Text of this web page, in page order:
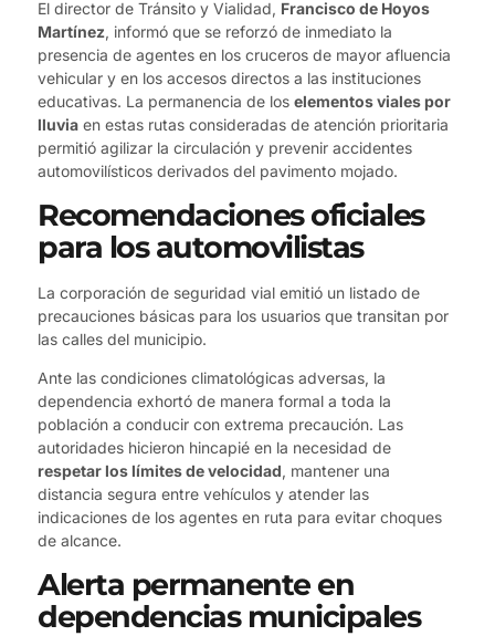
El director de Tránsito y Vialidad, Francisco de Hoyos
Martínez, informó que se reforzó de inmediato la
presencia de agentes en los cruceros de mayor afluencia
vehicular y en los accesos directos a las instituciones
educativas. La permanencia de los elementos viales por
lluvia en estas rutas consideradas de atención prioritaria
permitió agilizar la circulación y prevenir accidentes
automovilísticos derivados del pavimento mojado.
Recomendaciones oficiales
para los automovilistas
La corporación de seguridad vial emitió un listado de
precauciones básicas para los usuarios que transitan por
las calles del municipio.
Ante las condiciones climatológicas adversas, la
dependencia exhortó de manera formal a toda la
población a conducir con extrema precaución. Las
autoridades hicieron hincapié en la necesidad de
respetar los límites de velocidad, mantener una
distancia segura entre vehículos y atender las
indicaciones de los agentes en ruta para evitar choques
de alcance.
Alerta permanente en
dependencias municipales